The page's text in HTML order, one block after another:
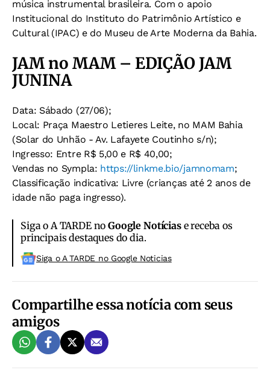
música instrumental brasileira. Com o apoio
Institucional do Instituto do Patrimônio Artístico e
Cultural (IPAC) e do Museu de Arte Moderna da Bahia.
JAM no MAM – EDIÇÃO JAM
JUNINA
Data: Sábado (27/06);
Local: Praça Maestro Letieres Leite, no MAM Bahia
(Solar do Unhão - Av. Lafayete Coutinho s/n);
Ingresso: Entre R$ 5,00 e R$ 40,00;
Vendas no Sympla: https://linkme.bio/jamnomam;
Classificação indicativa: Livre (crianças até 2 anos de
idade não paga ingresso).
Siga o A TARDE noGoogle Notíciase receba os
principais destaques do dia.
Siga o A TARDE no Google Noticias
Compartilhe essa notícia com seus
amigos